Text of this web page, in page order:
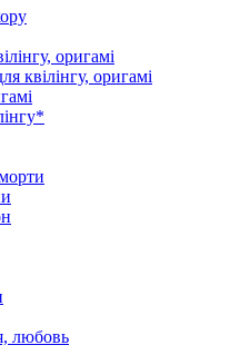
оригамі
квілінгу, оригамі
любовь